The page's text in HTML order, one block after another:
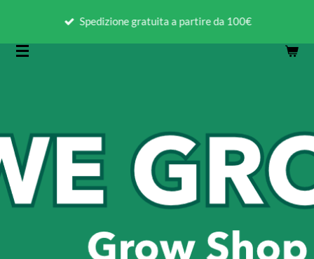
contenuto
Spedizione gratuita a partire da 100€